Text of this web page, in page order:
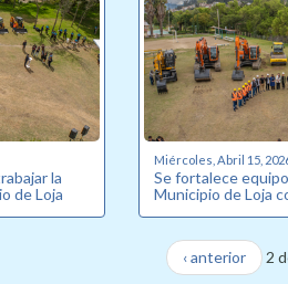
la
de Loja
Miércoles, Abril 15,
Se fortalece
Municipio de Loja
‹ anterior 2